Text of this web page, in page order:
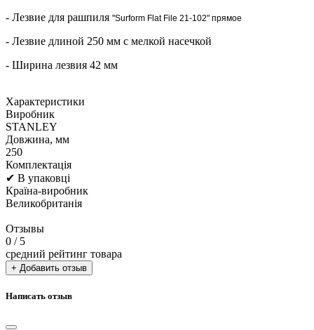
- Лезвие для рашпиля "Surform Flat File 21-102" прямое
- Лезвие длиной 250 мм с мелкой насечкой
- Ширина лезвия 42 мм
Характеристики
Виробник
STANLEY
Довжина, мм
250
Комплектація
✔ В упаковці
Країна-виробник
Великобританія
Отзывы
0 / 5
средний рейтинг товара
+ Добавить отзыв
Написать отзыв